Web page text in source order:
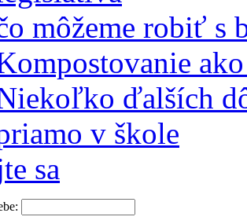
môžeme robiť s
ďalších
v škole
sa